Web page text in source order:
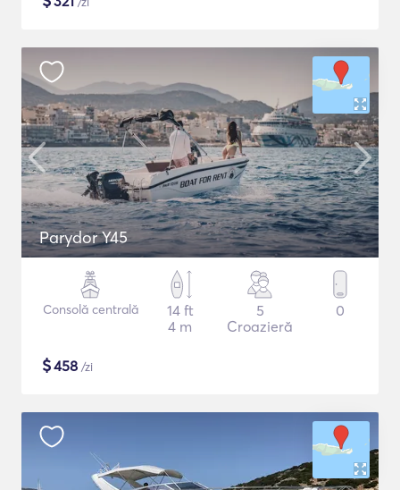
Parydor Y45
Consolă centrală
14 ft
4 m
5
Croazieră
0
$458 /zi